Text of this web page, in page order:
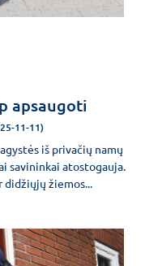
apsaugoti
11-11)
iš privačių namų
savininkai atostogauja.
didžiųjų žiemos...